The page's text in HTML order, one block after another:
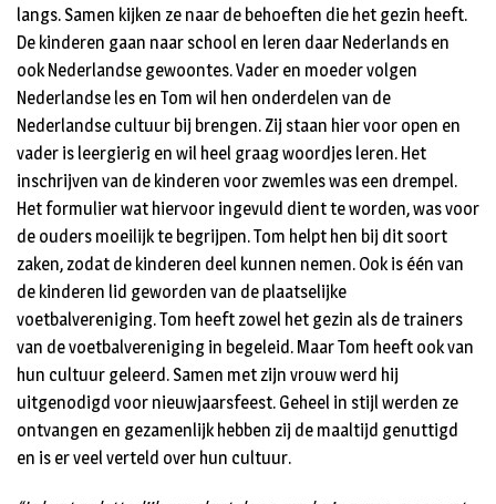
langs. Samen kijken ze naar de behoeften die het gezin heeft.
De kinderen gaan naar school en leren daar Nederlands en
ook Nederlandse gewoontes. Vader en moeder volgen
Nederlandse les en Tom wil hen onderdelen van de
Nederlandse cultuur bij brengen. Zij staan hier voor open en
vader is leergierig en wil heel graag woordjes leren. Het
inschrijven van de kinderen voor zwemles was een drempel.
Het formulier wat hiervoor ingevuld dient te worden, was voor
de ouders moeilijk te begrijpen. Tom helpt hen bij dit soort
zaken, zodat de kinderen deel kunnen nemen. Ook is één van
de kinderen lid geworden van de plaatselijke
voetbalvereniging. Tom heeft zowel het gezin als de trainers
van de voetbalvereniging in begeleid. Maar Tom heeft ook van
hun cultuur geleerd. Samen met zijn vrouw werd hij
uitgenodigd voor nieuwjaarsfeest. Geheel in stijl werden ze
ontvangen en gezamenlijk hebben zij de maaltijd genuttigd
en is er veel verteld over hun cultuur.